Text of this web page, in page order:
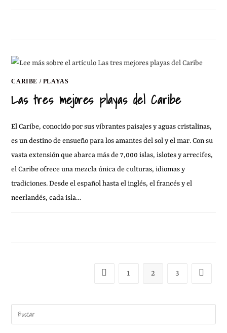
CARIBE / PLAYAS
Las tres mejores playas del Caribe
El Caribe, conocido por sus vibrantes paisajes y aguas cristalinas,
es un destino de ensueño para los amantes del sol y el mar. Con su
vasta extensión que abarca más de 7,000 islas, islotes y arrecifes,
el Caribe ofrece una mezcla única de culturas, idiomas y
tradiciones. Desde el español hasta el inglés, el francés y el
neerlandés, cada isla…
1 2 3